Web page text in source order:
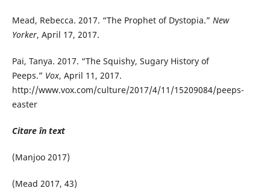
Mead, Rebecca. 2017. “The Prophet of Dystopia.” New
Yorker, April 17, 2017.
Pai, Tanya. 2017. “The Squishy, Sugary History of
Peeps.” Vox, April 11, 2017.
http://www.vox.com/culture/2017/4/11/15209084/peeps-
easter
Citare în text
(Manjoo 2017)
(Mead 2017, 43)